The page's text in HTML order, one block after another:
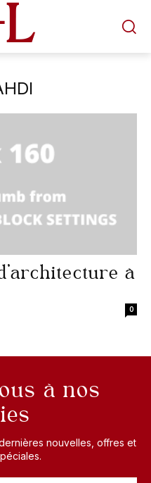
à
0
à nos
nouvelles, offres et